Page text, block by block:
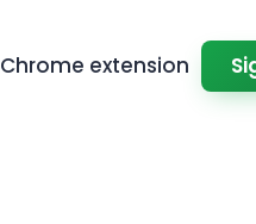
Chrome extension